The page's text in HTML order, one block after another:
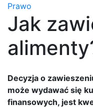
Prawo
Jak
Decyzja o
może wydawać się
finansowych, jest